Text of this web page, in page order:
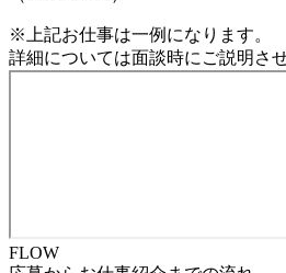
※上記お仕事は一例になります。
詳細については面談時にご説明さ
FLOW